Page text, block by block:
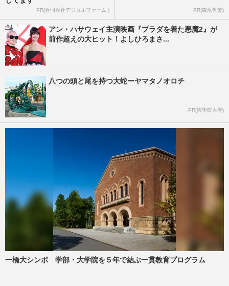
PR(合同会社デジタルファーム ) PR(森永乳業)
アン・ハサウェイ主演映画『プラダを着た悪魔2』が
前作超えの大ヒット！よしひろまさ...
八つの頭と尾を持つ大蛇ーヤマタノオロチ
PR(國學院大學)
一橋大シンポ 学部・大学院を５年で結ぶ一貫教育プログラム